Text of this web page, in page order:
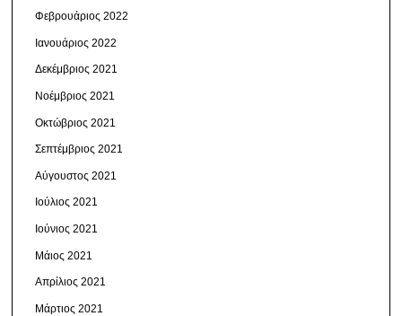
Φεβρουάριος 2022
Ιανουάριος 2022
Δεκέμβριος 2021
Νοέμβριος 2021
Οκτώβριος 2021
Σεπτέμβριος 2021
Αύγουστος 2021
Ιούλιος 2021
Ιούνιος 2021
Μάιος 2021
Απρίλιος 2021
Μάρτιος 2021